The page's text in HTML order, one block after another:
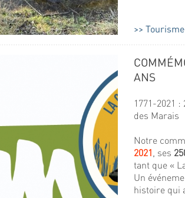
ANS
1771-2021
des Marais
Notre
2021 , ses
tant que «
Un
histoire qui